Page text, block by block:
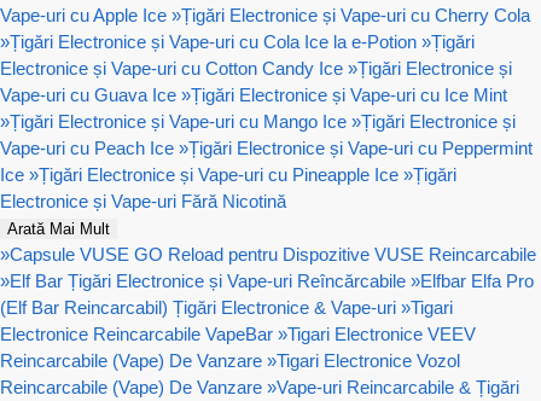
Vape-uri cu Apple Ice »Țigări Electronice și Vape-uri cu Cherry Cola
»Țigări Electronice și Vape-uri cu Cola Ice la e-Potion »Țigări
Electronice și Vape-uri cu Cotton Candy Ice »Țigări Electronice și
Vape-uri cu Guava Ice »Țigări Electronice și Vape-uri cu Ice Mint
»Țigări Electronice și Vape-uri cu Mango Ice »Țigări Electronice și
Vape-uri cu Peach Ice »Țigări Electronice și Vape-uri cu Peppermint
Ice »Țigări Electronice și Vape-uri cu Pineapple Ice »Țigări
Electronice și Vape-uri Fără Nicotină
Arată Mai Mult
»Capsule VUSE GO Reload pentru Dispozitive VUSE Reincarcabile
»Elf Bar Țigări Electronice și Vape-uri Reîncărcabile »Elfbar Elfa Pro
(Elf Bar Reincarcabil) Țigări Electronice & Vape-uri »Tigari
Electronice Reincarcabile VapeBar »Tigari Electronice VEEV
Reincarcabile (Vape) De Vanzare »Tigari Electronice Vozol
Reincarcabile (Vape) De Vanzare »Vape-uri Reincarcabile & Țigări